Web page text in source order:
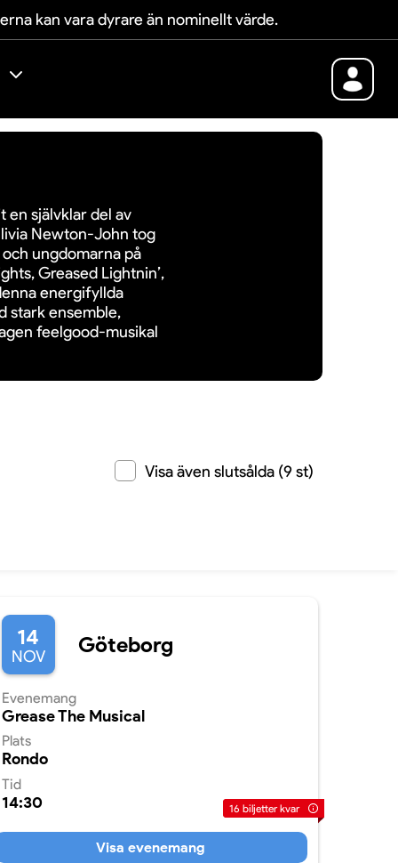
kan vara dyrare än nominellt värde.
en självklar del av
Newton-John tog
ungdomarna på
Greased Lightnin’,
energifyllda
stark ensemble,
feelgood-musikal
Visa även slutsålda (9 st)
14
NOV Göteborg
Plats
Rondo
Evenemang
Grease The Musical
Tid
14:30
Visa evenemang
16 biljetter kvar